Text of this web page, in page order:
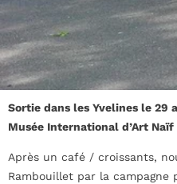
Sortie dans les Yvelines le
Musée International d’Art Naïf
Après un café / croissants,
Rambouillet par la